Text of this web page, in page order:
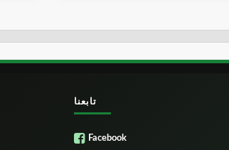
تابعنا
Facebook